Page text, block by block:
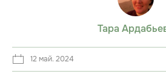
Тара
12 май. 2024